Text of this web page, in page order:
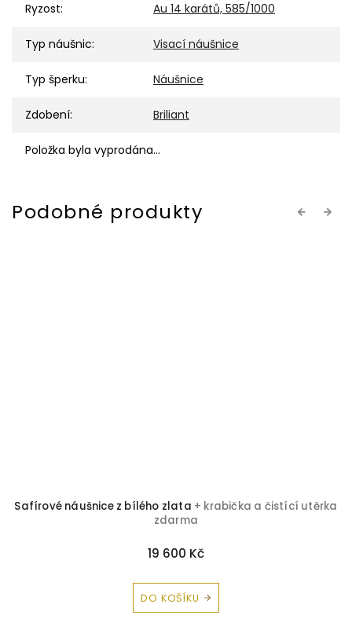
Ryzost: Au 14 karátů, 585/1000
Typ náušnic: Visací náušnice
Typ šperku: Náušnice
Zdobení: Briliant
Položka byla vyprodána…
Previous
Safírové náušnice z bílého zlata + krabička a čistící utěrka
zdarma
19 600 Kč
DO KOŠÍKU
Next